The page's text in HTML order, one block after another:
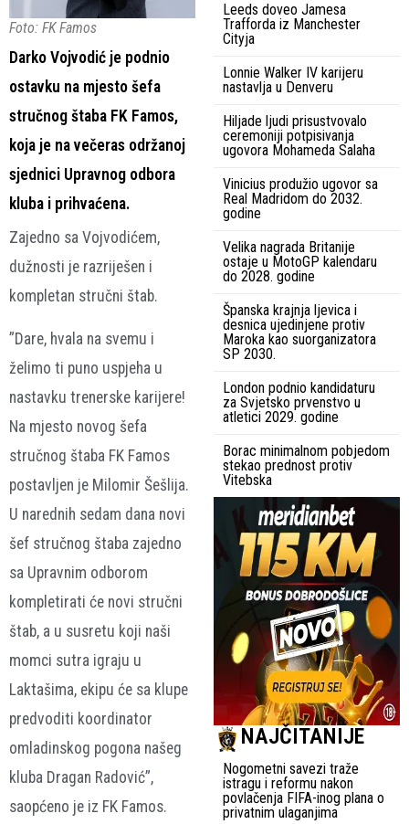
Foto: FK Famos
Darko Vojvodić je podnio
ostavku na mjesto šefa
stručnog štaba FK Famos,
koja je na večeras održanoj
sjednici Upravnog odbora
kluba i prihvaćena.
Zajedno sa Vojvodićem,
dužnosti je razriješen i
kompletan stručni štab.
”Dare, hvala na svemu i
želimo ti puno uspjeha u
nastavku trenerske karijere!
Na mjesto novog šefa
stručnog štaba FK Famos
postavljen je Milomir Šešlija.
U narednih sedam dana novi
šef stručnog štaba zajedno
sa Upravnim odborom
kompletirati će novi stručni
štab, a u susretu koji naši
momci sutra igraju u
Laktašima, ekipu će sa klupe
predvoditi koordinator
omladinskog pogona našeg
kluba Dragan Radović”,
saopćeno je iz FK Famos.
Leeds doveo Jamesa
Trafforda iz Manchester
Cityja
Lonnie Walker IV karijeru
nastavlja u Denveru
Hiljade ljudi prisustvovalo
ceremoniji potpisivanja
ugovora Mohameda Salaha
Vinicius produžio ugovor sa
Real Madridom do 2032.
godine
Velika nagrada Britanije
ostaje u MotoGP kalendaru
do 2028. godine
Španska krajnja ljevica i
desnica ujedinjene protiv
Maroka kao suorganizatora
SP 2030.
London podnio kandidaturu
za Svjetsko prvenstvo u
atletici 2029. godine
Borac minimalnom pobjedom
stekao prednost protiv
Vitebska
NAJČITANIJE
Nogometni savezi traže
istragu i reformu nakon
povlačenja FIFA-inog plana o
privatnim ulaganjima